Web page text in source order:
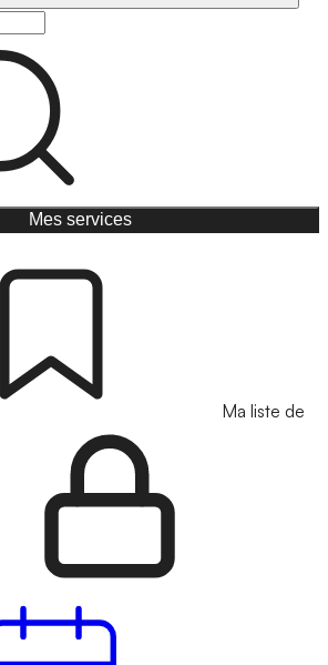
Mes services
Ma liste de